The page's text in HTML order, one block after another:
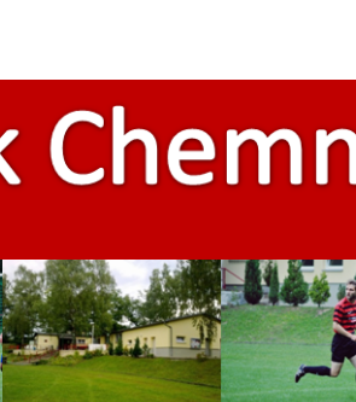
NACHWUCHS
NACHWUCHS